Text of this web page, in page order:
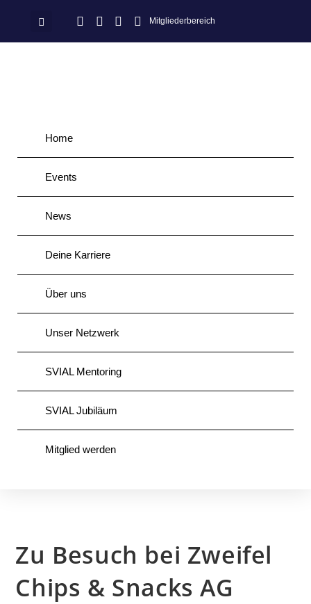
Mitgliederbereich
Home
Events
News
Deine Karriere
Über uns
Unser Netzwerk
SVIAL Mentoring
SVIAL Jubiläum
Mitglied werden
Zu Besuch bei Zweifel
Chips & Snacks AG